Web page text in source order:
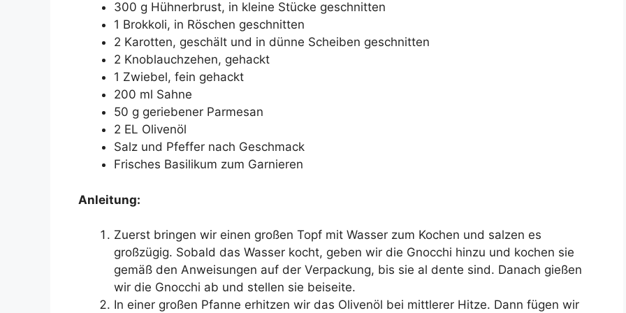
300 g Hühnerbrust, in kleine Stücke geschnitten
1 Brokkoli, in Röschen geschnitten
2 Karotten, geschält und in dünne Scheiben geschnitten
2 Knoblauchzehen, gehackt
1 Zwiebel, fein gehackt
200 ml Sahne
50 g geriebener Parmesan
2 EL Olivenöl
Salz und Pfeffer nach Geschmack
Frisches Basilikum zum Garnieren
Anleitung:
Zuerst bringen wir einen großen Topf mit Wasser zum Kochen und salzen es
großzügig. Sobald das Wasser kocht, geben wir die Gnocchi hinzu und kochen sie
gemäß den Anweisungen auf der Verpackung, bis sie al dente sind. Danach gießen
wir die Gnocchi ab und stellen sie beiseite.
In einer großen Pfanne erhitzen wir das Olivenöl bei mittlerer Hitze. Dann fügen wir